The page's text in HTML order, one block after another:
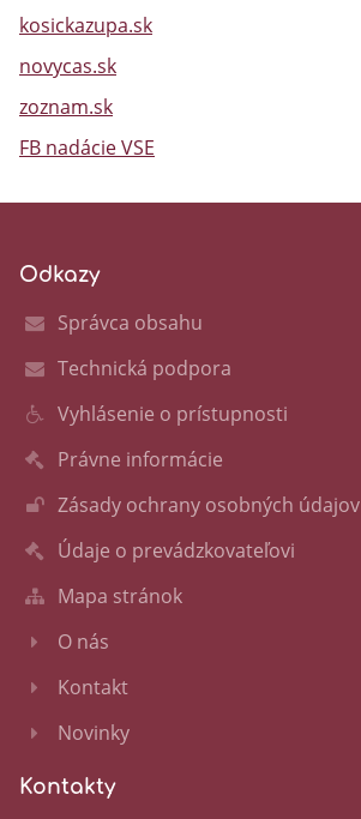
kosickazupa.sk
novycas.sk
zoznam.sk
FB nadácie VSE
Odkazy
Správca obsahu
Technická podpora
Vyhlásenie o prístupnosti
Právne informácie
Zásady ochrany osobných údajov
Údaje o prevádzkovateľovi
Mapa stránok
O nás
Kontakt
Novinky
Kontakty